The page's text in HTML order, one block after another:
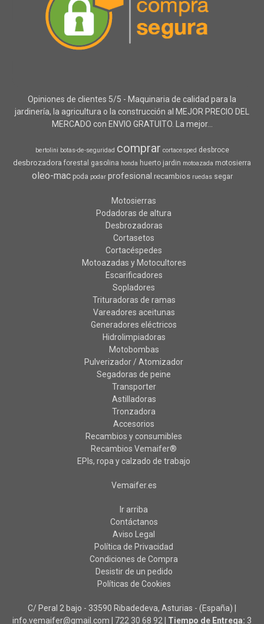
Opiniones de clientes 5/5 - Maquinaria de calidad para la
jardinería, la agricultura o la construcción al MEJOR PRECIO DEL
MERCADO con ENVIO GRATUITO. La mejor...
bertolini botas-de-seguridad comprar cortacesped desbroce
desbrozadora forestal gasolina honda huerto jardin motoazada motosierra
oleo-mac poda podar profesional recambios ruedas segar
Motosierras
Podadoras de altura
Desbrozadoras
Cortasetos
Cortacéspedes
Motoazadas y Motocultores
Escarificadores
Sopladores
Trituradoras de ramas
Vareadores aceitunas
Generadores eléctricos
Hidrolimpiadoras
Motobombas
Pulverizador / Atomizador
Segadoras de peine
Transporter
Astilladoras
Tronzadora
Accesorios
Recambios y consumibles
Recambios Vemaifer®
EPIs, ropa y calzado de trabajo
Vemaifer.es
Ir arriba
Contáctanos
Aviso Legal
Política de Privacidad
Condiciones de Compra
Desistir de un pedido
Políticas de Cookies
C/ Peral 2 bajo - 33590 Ribadedeva, Asturias - (España) |
info.vemaifer@gmail.com | 722 30 68 92 Tiempo de Entrega: 3